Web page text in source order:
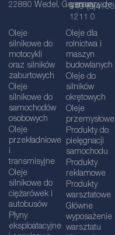
22880 Wedel, Germany
germany.de
+49 (0)4103
1211 0
Oleje
silnikowe do
motocykli
oraz silników
zaburtowych
Oleje
silnikowe do
samochodów
osobowych
Oleje
przekładniowe
i
transmisyjne
Oleje
silnikowe do
ciężarówek i
autobusów
Płyny
eksploatacyjne
Oleje dla
rolnictwa i
maszyn
budowlanych
Oleje do
silników
okrętowych
Oleje
przemysłowe
Produkty do
pielęgnacji
samochodu
Produkty
reklamowe
Produkty
warsztatowe
Główne
wyposażenie
warsztatu